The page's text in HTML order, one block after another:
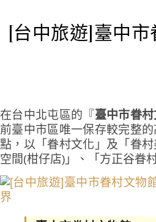
[台中旅遊]臺中
在台中北屯區的『臺中市眷
前臺中市區唯一保存較完整
點，以「眷村文化」及「眷
空間(柑仔店)」、「方正谷眷